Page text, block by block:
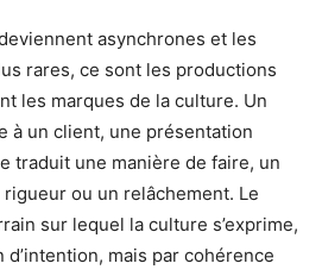
asynchrones et les
rares, ce sont les productions
les marques de la culture. Un
à un client, une présentation
traduit une manière de faire, un
rigueur ou un relâchement. Le
sur lequel la culture s’exprime,
d’intention, mais par cohérence